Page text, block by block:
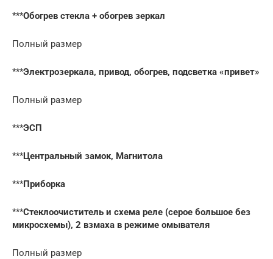
***Обогрев стекла + обогрев зеркал
Полный размер
***Электрозеркала, привод, обогрев, подсветка «привет»
Полный размер
***ЭСП
***Центральный замок, Магнитола
***Приборка
***Стеклоочиститель и схема реле (серое большое без
микросхемы), 2 взмаха в режиме омывателя
Полный размер